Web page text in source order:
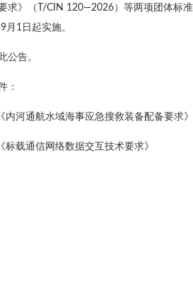
求》（T/CIN 120—2026）等两项团体标
月1日起实施。
公告。
：
内河通航水域海事应急搜救装备配备要求》
标载通信网络数据交互技术要求》